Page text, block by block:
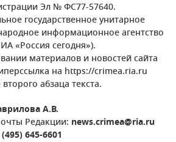
Эл № ФС77-57640.
государственное унитарное
информационное агентство
«Россия сегодня»).
материалов и новостей сайта
на https://crimea.ria.ru
абзаца текста.
А.В.
Редакции: news.crimea@ria.ru
645-6601